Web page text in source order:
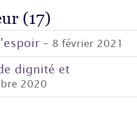
(17)
- 8 février 2021
dignité et
2020